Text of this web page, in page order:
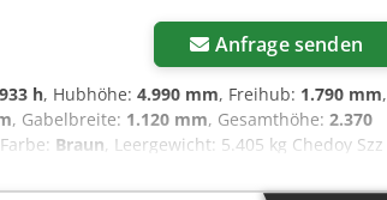
Anfrage senden
h, Hubhöhe: 4.990 mm, Freihub: 1.790 mm,
, Gabelbreite: 1.120 mm, Gesamthöhe: 2.370
Braun, Leergewicht: 5.405 kg Chedoy Szz
verfügbar: Ja - CE-Kennzeichnung
CT13G-51087 - Betriebsstunden: 12933 -